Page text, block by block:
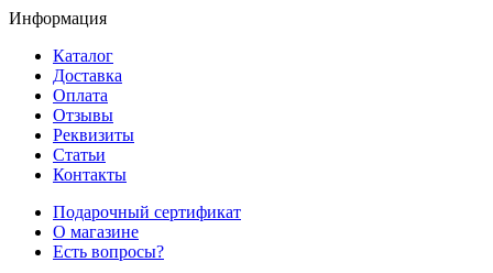
Информация
Каталог
Доставка
Оплата
Отзывы
Реквизиты
Статьи
Контакты
Подарочный сертификат
О магазине
Есть вопросы?